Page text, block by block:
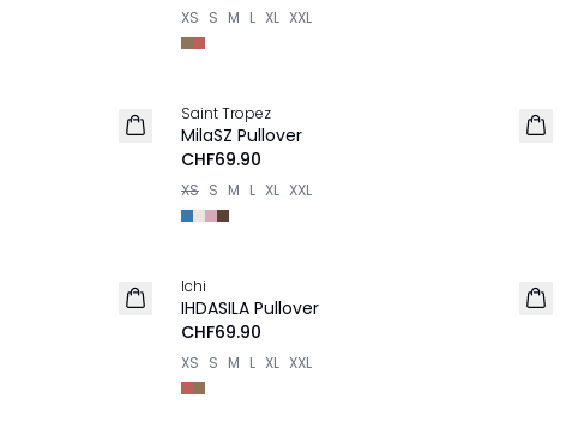
XS S M L XL XXL
NEU
Saint Tropez
MilaSZ Pullover
CHF69.90
XS S M L XL XXL
NEU
Ichi
IHDASILA Pullover
CHF69.90
XS S M L XL XXL